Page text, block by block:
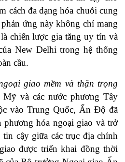
cách đa dạng hóa chuỗi cung
ứng này không chỉ mang
chiến lược gia tăng uy tín và
New Delhi trong hệ thống
cầu.
giao mềm và thận trọng
Mỹ và các nước phương Tây
vào Trung Quốc, Ấn Độ đã
phương hóa ngoại giao và trở
cậy giữa các trục địa chính
được triển khai đồng thời